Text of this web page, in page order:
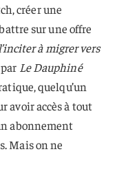
créer une
sur une offre
à migrer vers
Le Dauphiné
quelqu’un
avoir accès à tout
abonnement
Mais on ne